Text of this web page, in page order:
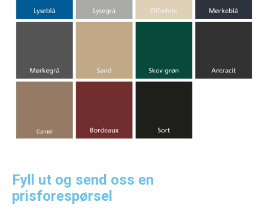
Fyll ut og send oss en
prisforespørsel